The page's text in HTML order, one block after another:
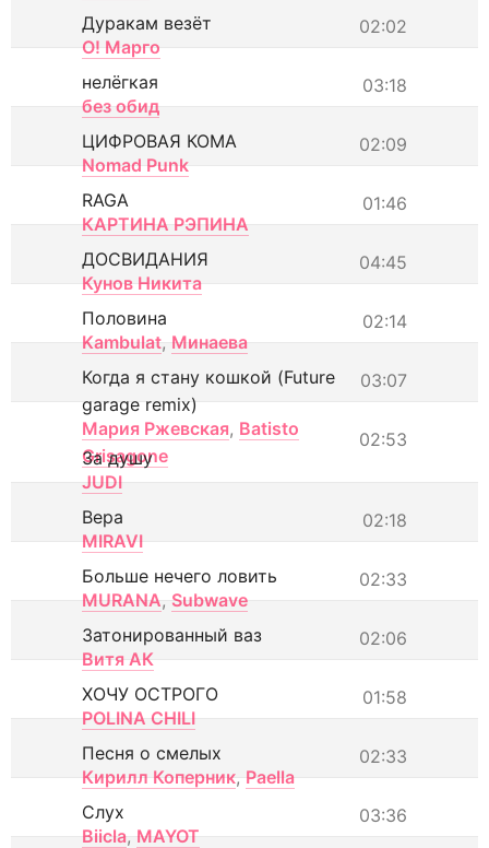
02:02
Дуракам везёт
О! Марго
03:18
нелёгкая
без обид
02:09
ЦИФРОВАЯ КОМА
Nomad Punk
01:46
RAGA
КАРТИНА РЭПИНА
04:45
ДОСВИДАНИЯ
Кунов Никита
02:14
Половина
Kambulat, Минаева
03:07
Когда я стану кошкой (Future
garage remix)
Мария Ржевская, Batisto
Grisagone
02:53
За душу
JUDI
02:18
Вера
MIRAVI
02:33
Больше нечего ловить
MURANA, Subwave
02:06
Затонированный ваз
Витя АК
01:58
ХОЧУ ОСТРОГО
POLINA CHILI
02:33
Песня о смелых
Кирилл Коперник, Paella
03:36
Слух
Biicla, MAYOT